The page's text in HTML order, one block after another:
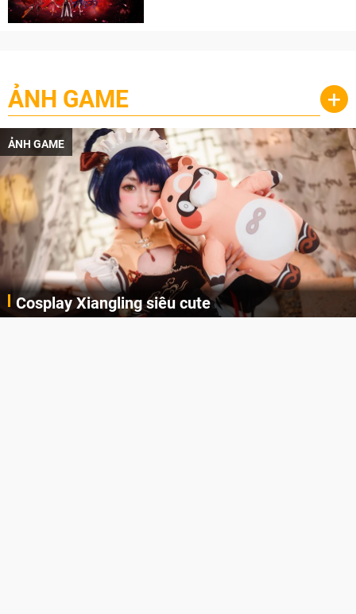
ẢNH GAME +
ẢNH GAME
Cosplay Xiangling siêu cute